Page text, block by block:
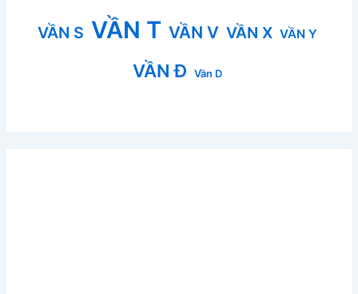
VẦN S VẦN T VẦN V VẦN X VẦN Y
VẦN Đ Vần D